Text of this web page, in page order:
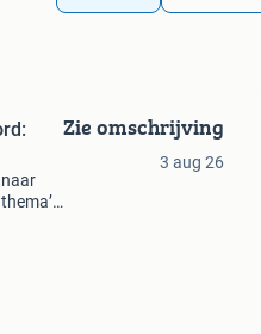
Zie omschrijving
3 aug 26